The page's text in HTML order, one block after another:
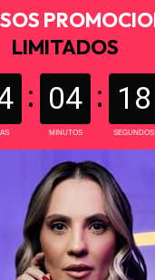
MINUTOS SEGUNDOS
04 16
LIMITADOS